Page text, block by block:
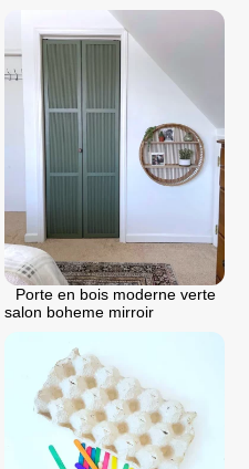
Porte en bois moderne verte
salon boheme mirroir